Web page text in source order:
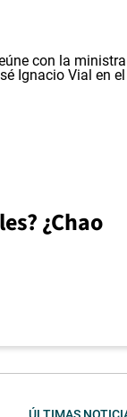
¿Chao
ÚLTIMAS